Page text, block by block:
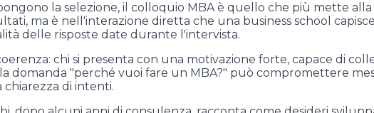
la selezione, il colloquio MBA è quello che più mette
ma è nell'interazione diretta che una business school
delle risposte date durante l'intervista.
chi si presenta con una motivazione forte, capace di
domanda "perché vuoi fare un MBA?" può compromettere
di intenti.